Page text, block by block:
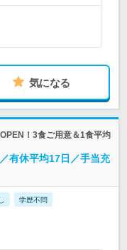
気になる
！3食ご用意＆1食平均
有休平均17日／手当充
学歴不問